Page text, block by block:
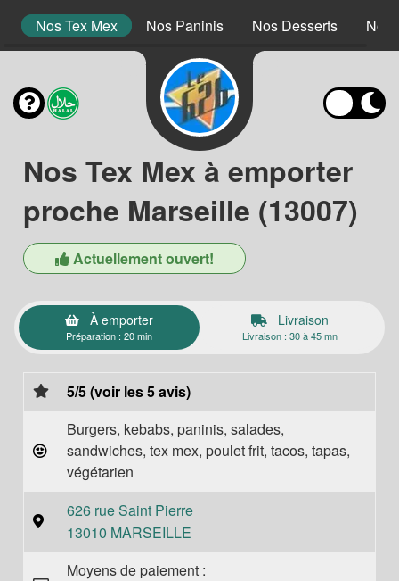
Nos Tex Mex Nos Paninis Nos Desserts Nos
Nos Tex Mex à emporter
proche Marseille (13007)
Actuellement ouvert!
À emporter
Préparation : 20 min
Livraison
Livraison : 30 à 45 mn
5/5 (voir les 5 avis)
Burgers, kebabs, paninis, salades,
sandwiches, tex mex, poulet frit, tacos, tapas,
végétarien
626 rue Saint Pierre
13010 MARSEILLE
Moyens de paiement :